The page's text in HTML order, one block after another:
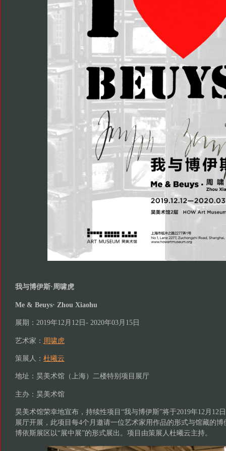
我与博伊斯·周啸虎
Me & Beuys· Zhou Xiaohu
展期：2019年12月12日- 2020年03月15日
艺术家： 周啸虎
策展人： 杜曦云
地址：昊美术馆（上海）二楼特别项目展厅
主办：昊美术馆
昊美术馆荣幸地宣布，持续性项目“我与博伊斯”将于2019年12月12
展厅开展，此项目每4个月邀请一位艺术家用作品的形式与馆藏的
博依斯展区以“展中展”的形式展出。项目由策展人杜曦云主持。